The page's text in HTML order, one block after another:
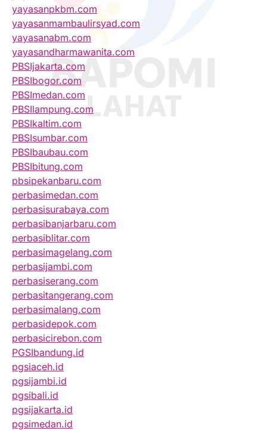
yayasanpkbm.com
yayasanmambaulirsyad.com
yayasanabm.com
yayasandharmawanita.com
PBSIjakarta.com
PBSIbogor.com
PBSImedan.com
PBSIlampung.com
PBSIkaltim.com
PBSIsumbar.com
PBSIbaubau.com
PBSIbitung.com
pbsipekanbaru.com
perbasimedan.com
perbasisurabaya.com
perbasibanjarbaru.com
perbasiblitar.com
perbasimagelang.com
perbasijambi.com
perbasiserang.com
perbasitangerang.com
perbasimalang.com
perbasidepok.com
perbasicirebon.com
PGSIbandung.id
pgsiaceh.id
pgsijambi.id
pgsibali.id
pgsijakarta.id
pgsimedan.id